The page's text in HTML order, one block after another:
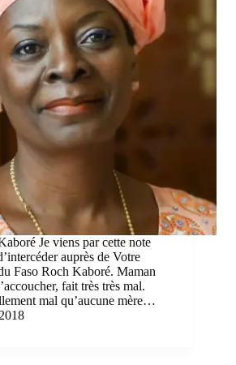
Je viens par cette note
auprès de Votre
Faso Roch Kaboré. Maman
fait très très mal.
mal qu’aucune mère…